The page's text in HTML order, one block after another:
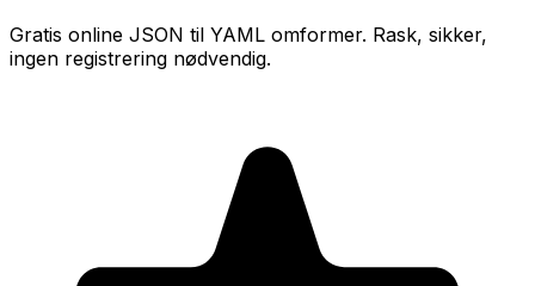
Gratis online JSON til YAML omformer. Rask, sikker,
ingen registrering nødvendig.